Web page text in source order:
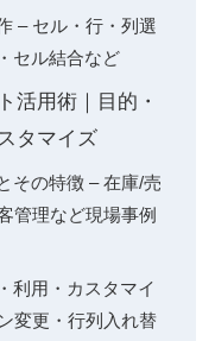
– セル・行・列選
セル結合など
活用術｜目的・
タマイズ
その特徴 – 在庫/売
管理など現場事例
利用・カスタマイ
変更・行列入れ替